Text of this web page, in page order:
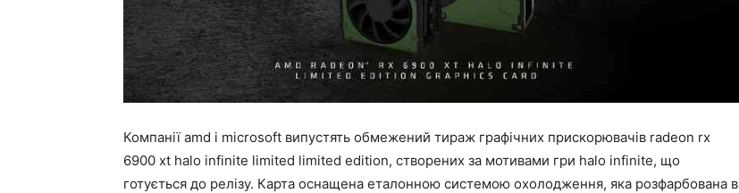
Компанії amd і microsoft випустять обмежений тираж графічних прискорювачів radeon rx
6900 xt halo infinite limited limited edition, створених за мотивами гри halo infinite, що
готується до релізу. Карта оснащена еталонною системою охолодження, яка розфарбована в